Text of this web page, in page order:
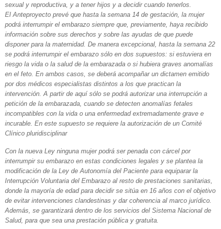
sexual y reproductiva, y a tener hijos y a decidir cuando tenerlos.
El Anteproyecto prevé que hasta la semana 14 de gestación, la mujer
podrá interrumpir el embarazo siempre que, previamente, haya recibido
información sobre sus derechos y sobre las ayudas de que puede
disponer para la maternidad. De manera excepcional, hasta la semana 22
se podrá interrumpir el embarazo sólo en dos supuestos: si estuviera en
riesgo la vida o la salud de la embarazada o si hubiera graves anomalías
en el feto. En ambos casos, se deberá acompañar un dictamen emitido
por dos médicos especialistas distintos a los que practican la
intervención. A partir de aquí sólo se podrá autorizar una interrupción a
petición de la embarazada, cuando se detecten anomalías fetales
incompatibles con la vida o una enfermedad extremadamente grave e
incurable. En este supuesto se requiere la autorización de un Comité
Clínico pluridisciplinar
Con la nueva Ley ninguna mujer podrá ser penada con cárcel por
interrumpir su embarazo en estas condiciones legales y se plantea la
modificación de la Ley de Autonomía del Paciente para equiparar la
Interrupción Voluntaria del Embarazo al resto de prestaciones sanitarias,
donde la mayoría de edad para decidir se sitúa en 16 años con el objetivo
de evitar intervenciones clandestinas y dar coherencia al marco jurídico.
Además, se garantizará dentro de los servicios del Sistema Nacional de
Salud, para que sea una prestación pública y gratuita.